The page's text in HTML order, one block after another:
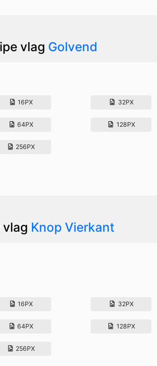
vlag Golvend
16PX 32PX
64PX 128PX
256PX
vlag Knop Vierkant
16PX 32PX
64PX 128PX
256PX